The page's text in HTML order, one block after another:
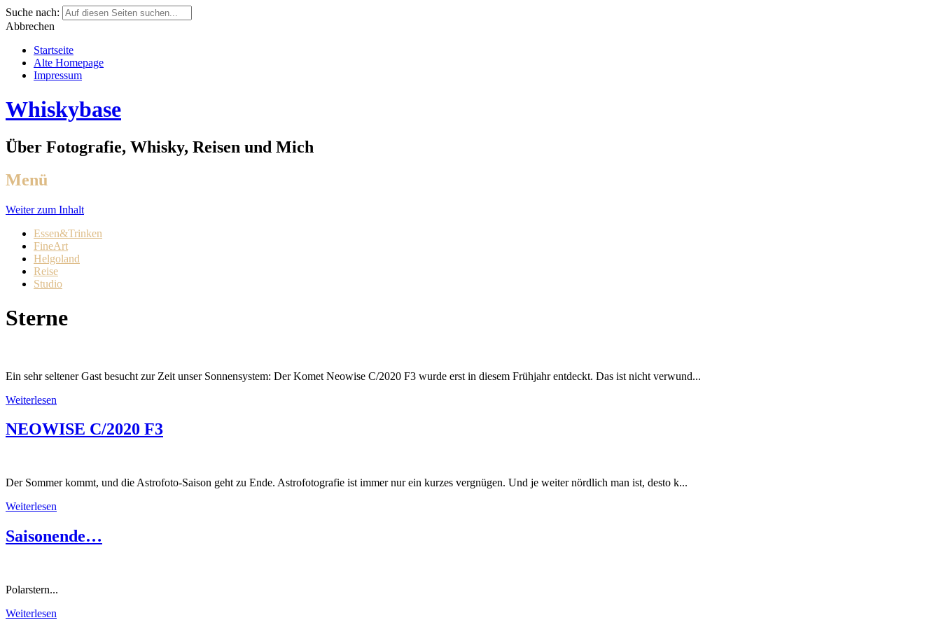
Suche nach:
Abbrechen
Startseite
Alte Homepage
Impressum
Whiskybase
Über Fotografie, Whisky, Reisen und Mich
Menü
Weiter zum Inhalt
Essen&Trinken
FineArt
Helgoland
Reise
Studio
Sterne
Ein sehr seltener Gast besucht zur Zeit unser Sonnensystem: Der Komet Neowise C/2020 F3 wurde erst in diesem Frühjahr entdeckt. Das ist nicht verwund...
Weiterlesen
NEOWISE C/2020 F3
Der Sommer kommt, und die Astrofoto-Saison geht zu Ende. Astrofotografie ist immer nur ein kurzes vergnügen. Und je weiter nördlich man ist, desto k...
Weiterlesen
Saisonende…
Polarstern...
Weiterlesen